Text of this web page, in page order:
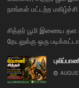
நாங்கள் மட்டற்ற
சித்தர் பூமி இணைய
தேடலுக்கு ஒரு